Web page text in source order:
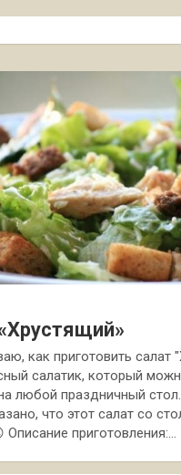
как приготовить салат
салатик, который
любой праздничный
что этот салат со
Описание приготовления:…